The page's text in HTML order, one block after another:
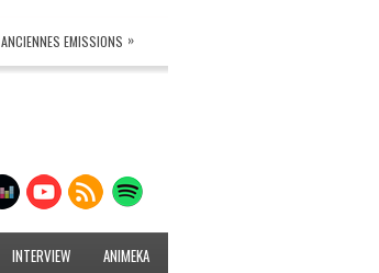
ANCIENNES EMISSIONS »
INTERVIEW ANIMEKA